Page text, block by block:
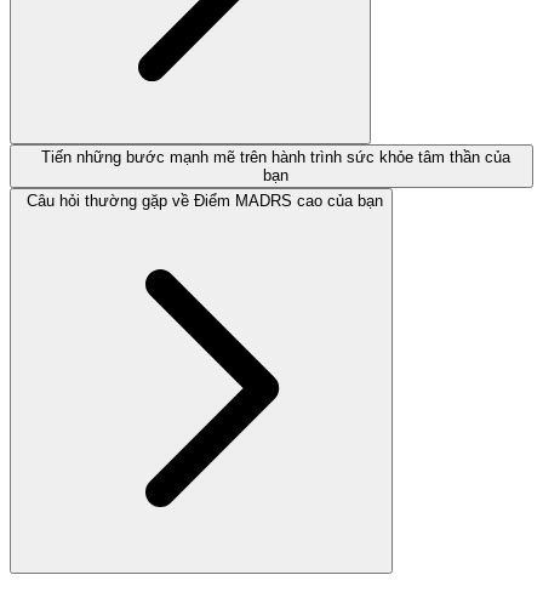
Tiến những bước mạnh mẽ trên hành trình sức khỏe tâm thần của
bạn
Câu hỏi thường gặp về Điểm MADRS cao của bạn